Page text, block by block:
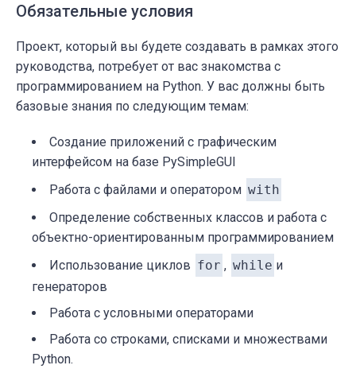
Обязательные условия
Проект, который вы будете создавать в рамках этого
руководства, потребует от вас знакомства с
программированием на Python. У вас должны быть
базовые знания по следующим темам:
Создание приложений с графическим
интерфейсом на базе PySimpleGUI
Работа с файлами и оператором with
Определение собственных классов и работа с
объектно-ориентированным программированием
Использование циклов for , while и
генераторов
Работа с условными операторами
Работа со строками, списками и множествами
Python.